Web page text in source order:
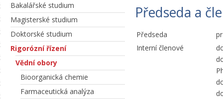
Bakalářské studium
Magisterské studium
Doktorské studium
Rigorózní řízení
Vědní obory
Bioorganická chemie
Farmaceutická analýza
Předseda a
Předseda
Interní členové